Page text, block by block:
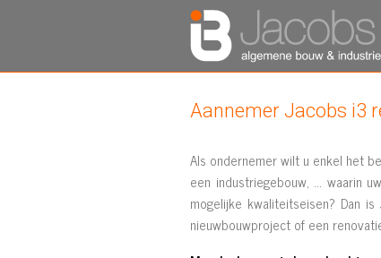
Aannemer Jacobs i3
Als ondernemer wilt u enkel het
een industriegebouw, … waarin
mogelijke kwaliteitseisen? Dan
nieuwbouwproject of een